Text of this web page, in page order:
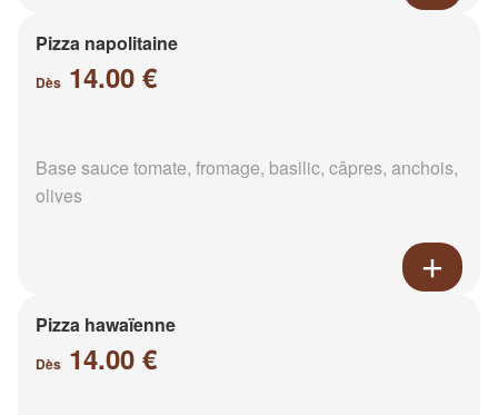
Pizza napolitaine
Dès 14.00 €
Base sauce tomate, fromage, basilic, câpres, anchois,
olives
Pizza hawaïenne
Dès 14.00 €